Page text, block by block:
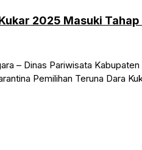
2025 Masuki
– Dinas Pariwisata
Pemilihan Teruna Dara